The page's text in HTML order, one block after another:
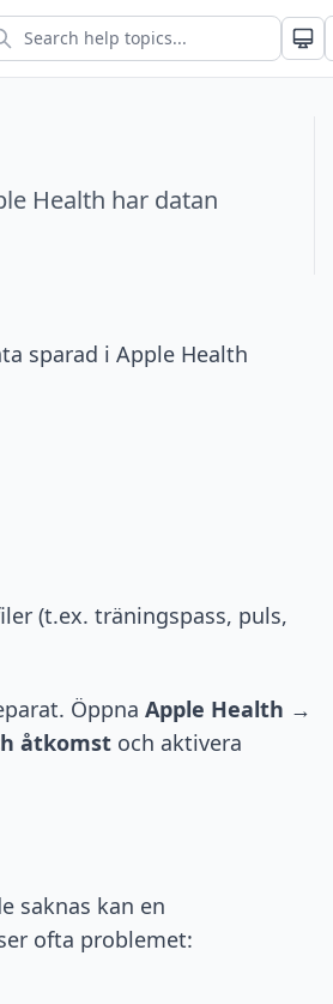
Health har datan
sparad i Apple Health
(t.ex. träningspass, puls,
Öppna Apple Health →
åtkomst och aktivera
saknas kan en
ofta problemet: